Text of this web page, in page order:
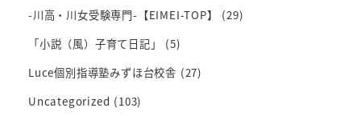
-川高・川女受験専門-【EIMEI-TOP】
(29)
「小説（風）子育て日記」
(5)
Luce個別指導塾みずほ台校舎 (27)
Uncategorized (103)